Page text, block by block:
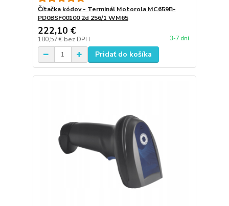
Čítačka kódov - Terminál Motorola MC659B-
PD0BSF00100 2d 256/1 WM65
222,10 €
180,57 € bez DPH 3-7 dní
Pridať do košíka